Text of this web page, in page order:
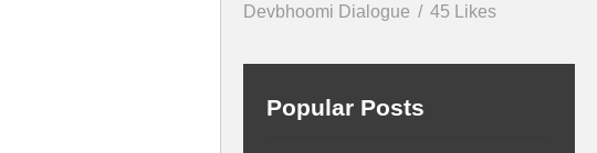
Devbhoomi Dialogue
45 Likes
Popular Posts